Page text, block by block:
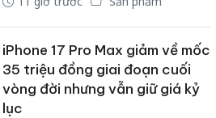
iPhone 17 Pro Max giảm về mốc
35 triệu đồng giai đoạn cuối
vòng đời nhưng vẫn giữ giá kỷ
lục